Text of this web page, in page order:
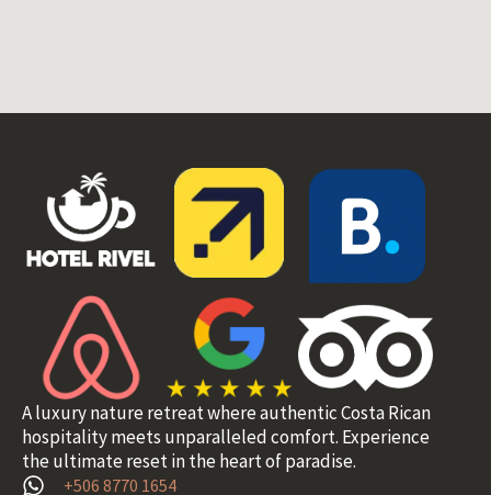
A luxury nature retreat where authentic Costa Rican
hospitality meets unparalleled comfort. Experience
the ultimate reset in the heart of paradise.
+506 8770 1654